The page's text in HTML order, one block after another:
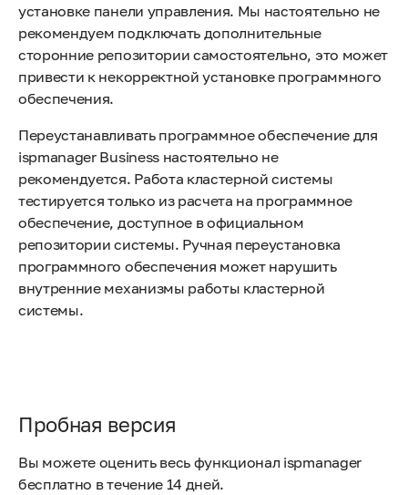
установке панели управления. Мы настоятельно не
рекомендуем подключать дополнительные
сторонние репозитории самостоятельно, это может
привести к некорректной установке программного
обеспечения.
Переустанавливать программное обеспечение для
ispmanager Business настоятельно не
рекомендуется. Работа кластерной системы
тестируется только из расчета на программное
обеспечение, доступное в официальном
репозитории системы. Ручная переустановка
программного обеспечения может нарушить
внутренние механизмы работы кластерной
системы.
Пробная версия
Вы можете оценить весь функционал ispmanager
бесплатно в течение 14 дней.